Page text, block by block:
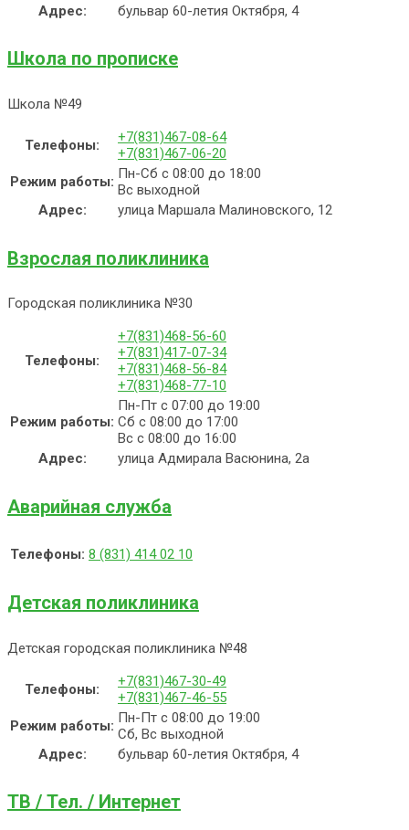
Адрес:
бульвар 60-летия Октября, 4
Школа по прописке
Школа №49
Телефоны:
+7(831)467-08-64
+7(831)467-06-20
Режим работы: Пн-Сб с 08:00 до 18:00
Вс выходной
Адрес:
улица Маршала Малиновского, 12
Взрослая поликлиника
Городская поликлиника №30
Телефоны:
+7(831)468-56-60
+7(831)417-07-34
+7(831)468-56-84
+7(831)468-77-10
Режим работы:
Пн-Пт с 07:00 до 19:00
Сб с 08:00 до 17:00
Вс с 08:00 до 16:00
Адрес:
улица Адмирала Васюнина, 2а
Аварийная служба
Телефоны: 8 (831) 414 02 10
Детская поликлиника
Детская городская поликлиника №48
Телефоны:
+7(831)467-30-49
+7(831)467-46-55
Режим работы: Пн-Пт с 08:00 до 19:00
Сб, Вс выходной
Адрес:
бульвар 60-летия Октября, 4
ТВ / Тел. / Интернет